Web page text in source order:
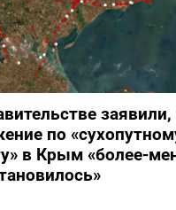
заявили,
по
в Крым «более-